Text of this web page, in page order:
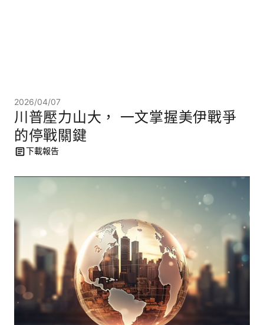
2026/04/07
川普壓力山大， 一文掌握美伊戰爭
的停戰關鍵
下載報告